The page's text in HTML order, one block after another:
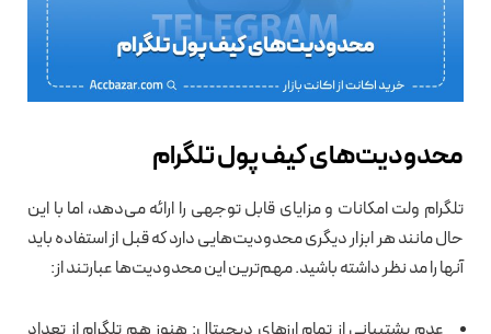
محدودیت‌های کیف پول تلگرام
تلگرام ولت امکانات و مزایای قابل توجهی را ارائه می‌دهد، اما با این
حال مانند هر ابزار دیگری محدودیت‌هایی دارد که قبل از استفاده باید
آنها را مد نظر داشته باشید. مهم‌ترین این محدودیت‌ها عبارتند از: